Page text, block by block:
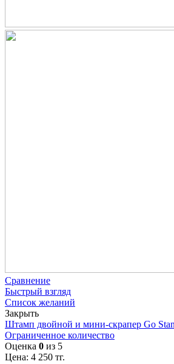
Сравнение
Быстрый взгляд
Список желаний
Закрыть
Штамп двойной и мини-скрапер Go
Ограниченное количество
Оценка 0 из 5
Цена: 4 250 тг.